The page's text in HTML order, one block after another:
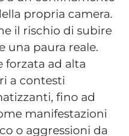
propria camera.
il rischio di subire
una paura reale.
forzata ad alta
a contesti
fino ad
manifestazioni
o aggressioni da